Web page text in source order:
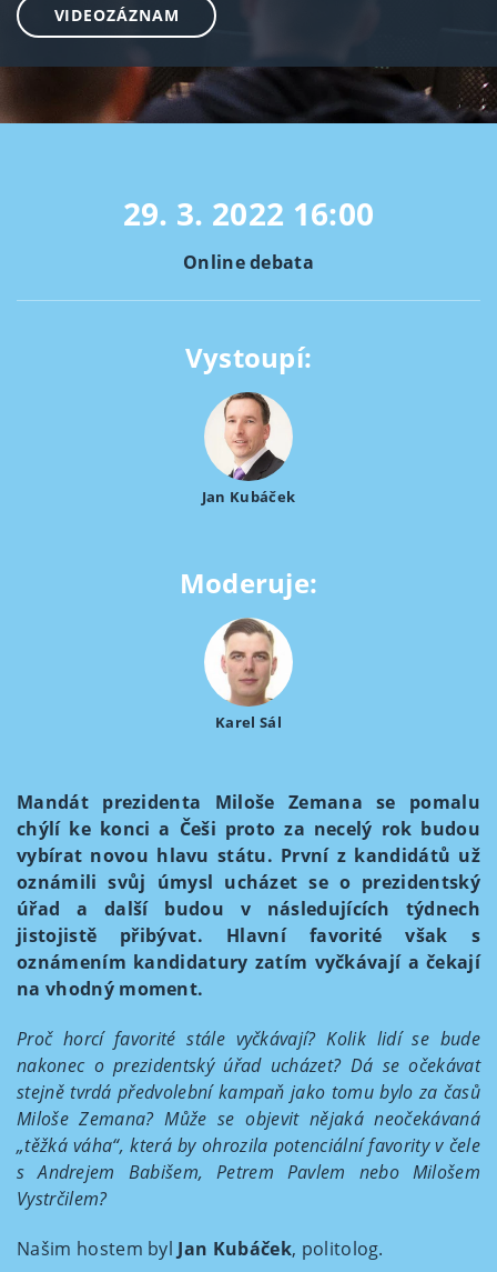
VIDEOZÁZNAM
29. 3. 2022 16:00
Online debata
Vystoupí:
Jan Kubáček
Moderuje:
Karel Sál
Mandát prezidenta Miloše Zemana se pomalu
chýlí ke konci a Češi proto za necelý rok budou
vybírat novou hlavu státu. První z kandidátů už
oznámili svůj úmysl ucházet se o prezidentský
úřad a další budou v následujících týdnech
jistojistě přibývat. Hlavní favorité však s
oznámením kandidatury zatím vyčkávají a čekají
na vhodný moment.
Proč horcí favorité stále vyčkávají? Kolik lidí se bude
nakonec o prezidentský úřad ucházet? Dá se očekávat
stejně tvrdá předvolební kampaň jako tomu bylo za časů
Miloše Zemana? Může se objevit nějaká neočekávaná
„těžká váha“, která by ohrozila potenciální favority v čele
s Andrejem Babišem, Petrem Pavlem nebo Milošem
Vystrčilem?
Našim hostem byl Jan Kubáček, politolog.